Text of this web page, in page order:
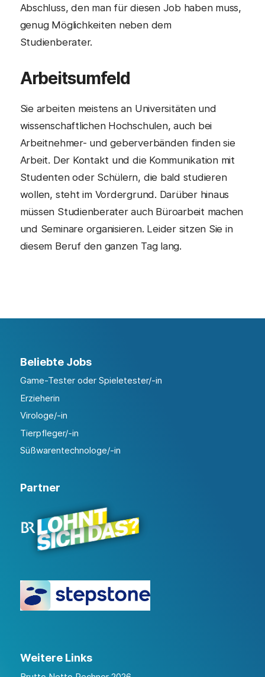
Abschluss, den man für diesen Job haben muss,
genug Möglichkeiten neben dem
Studienberater.
Arbeitsumfeld
Sie arbeiten meistens an Universitäten und
wissenschaftlichen Hochschulen, auch bei
Arbeitnehmer- und geberverbänden finden sie
Arbeit. Der Kontakt und die Kommunikation mit
Studenten oder Schülern, die bald studieren
wollen, steht im Vordergrund. Darüber hinaus
müssen Studienberater auch Büroarbeit machen
und Seminare organisieren. Leider sitzen Sie in
diesem Beruf den ganzen Tag lang.
Beliebte Jobs
Game-Tester oder Spieletester/-in
Erzieherin
Virologe/-in
Tierpfleger/-in
Süßwarentechnologe/-in
Partner
Weitere Links